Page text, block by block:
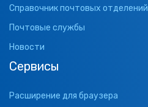
Справочник почтовых
Почтовые службы
Новости
Сервисы
Расширение для браузера